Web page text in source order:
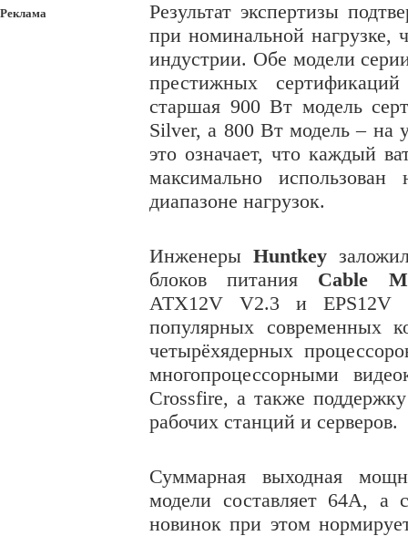
Реклама
Результат экспертизы
при номинальной нагрузке,
индустрии. Обе модели
престижных
старшая 900 Вт модель
Silver, а 800 Вт модель – на
это означает, что каждый
максимально
диапазоне нагрузок.
Инженеры Huntkey
блоков питания Cable
ATX12V V2.3 и EPS12V
популярных современных
четырёхядерных
многопроцессорными
Crossfire, а также
рабочих станций и серверов.
Суммарная выходная
модели составляет 64A,
новинок при этом